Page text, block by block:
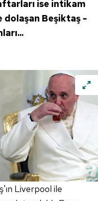
ise intikam
Beşiktaş -
Liverpool ile